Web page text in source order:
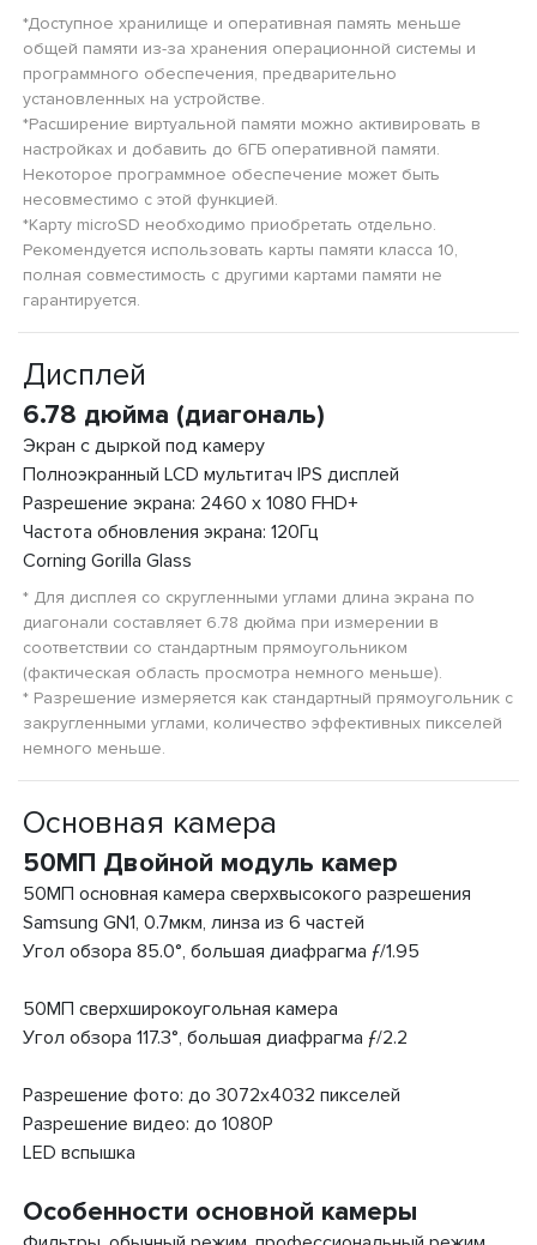
*Доступное хранилище и оперативная память меньше
общей памяти из-за хранения операционной системы и
программного обеспечения, предварительно
установленных на устройстве.
*Расширение виртуальной памяти можно активировать в
настройках и добавить до 6ГБ оперативной памяти.
Некоторое программное обеспечение может быть
несовместимо с этой функцией.
*Карту microSD необходимо приобретать отдельно.
Рекомендуется использовать карты памяти класса 10,
полная совместимость с другими картами памяти не
гарантируется.
Дисплей
6.78 дюйма (диагональ)
Экран с дыркой под камеру
Полноэкранный LCD мультитач IPS дисплей
Разрешение экрана: 2460 x 1080 FHD+
Частота обновления экрана: 120Гц
Corning Gorilla Glass
* Для дисплея со скругленными углами длина экрана по
диагонали составляет 6.78 дюйма при измерении в
соответствии со стандартным прямоугольником
(фактическая область просмотра немного меньше).
* Разрешение измеряется как стандартный прямоугольник с
закругленными углами, количество эффективных пикселей
немного меньше.
Основная камера
50МП Двойной модуль камер
50МП основная камера сверхвысокого разрешения
Samsung GN1, 0.7мкм, линза из 6 частей
Угол обзора 85.0°, большая диафрагма ƒ/1.95
50МП сверхширокоугольная камера
Угол обзора 117.3°, большая диафрагма ƒ/2.2
Разрешение фото: до 3072x4032 пикселей
Разрешение видео: до 1080P
LED вспышка
Особенности основной камеры